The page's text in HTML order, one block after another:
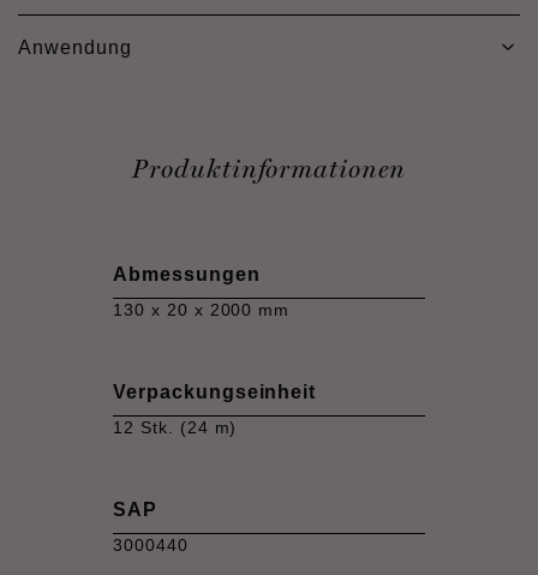
Anwendung
Produktinformationen
Abmessungen
130 x 20 x 2000 mm
Verpackungseinheit
12 Stk. (24 m)
SAP
3000440